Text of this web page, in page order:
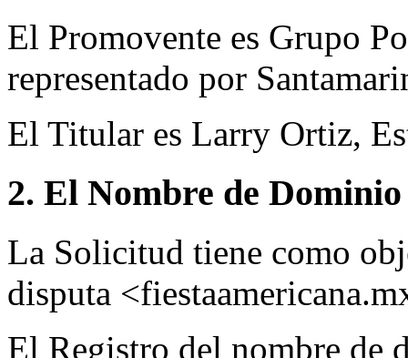
El Promovente es Grupo
representado por
El Titular es Larry Ortiz,
2. El Nombre de
La Solicitud tiene como
disputa
El Registro del nombre de